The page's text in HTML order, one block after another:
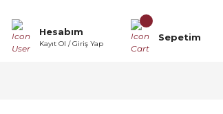
Hesabım
Kayıt Ol / Giriş Yap
Sepetim